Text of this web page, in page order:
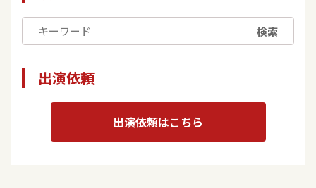
検索
出演依頼
出演依頼はこちら